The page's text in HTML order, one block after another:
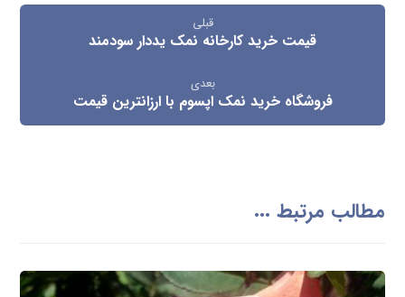
قبلی
قیمت خرید کارخانه نمک یددار سودمند
بعدی
فروشگاه خرید نمک اپسوم با ارزانترین قیمت
مطالب مرتبط ...